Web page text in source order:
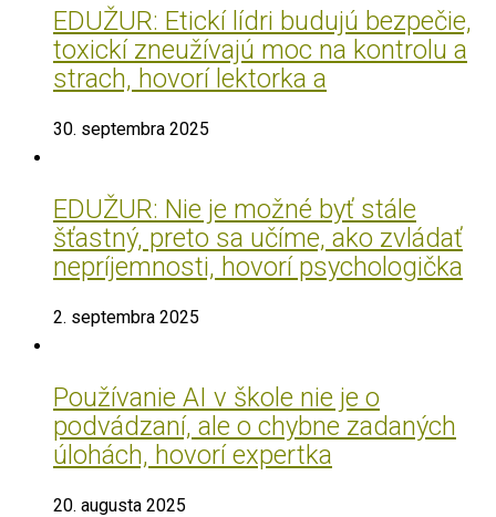
EDUŽUR: Etickí lídri budujú bezpečie,
toxickí zneužívajú moc na kontrolu a
strach, hovorí lektorka a
30. septembra 2025
EDUŽUR: Nie je možné byť stále
šťastný, preto sa učíme, ako zvládať
nepríjemnosti, hovorí psychologička
2. septembra 2025
Používanie AI v škole nie je o
podvádzaní, ale o chybne zadaných
úlohách, hovorí expertka
20. augusta 2025